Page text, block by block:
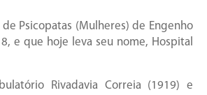
Psicopatas (Mulheres) de Engenho
e que hoje leva seu nome, Hospital
Rivadavia Correia (1919) e